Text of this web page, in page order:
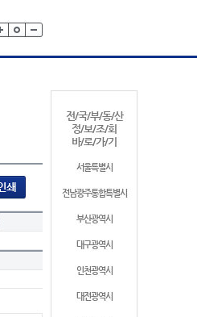
전/국/부/동/산
정/보/조/회
바/로/가/기
서울특별시
전남광주통합특별시
부산광역시
대구광역시
인천광역시
대전광역시